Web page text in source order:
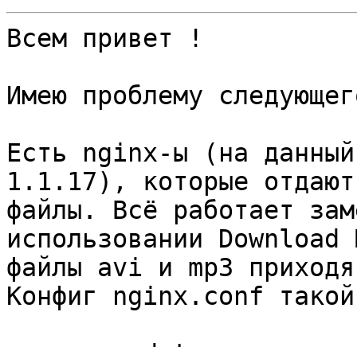
Всем привет !
Имею проблему
Есть nginx-ы (на
1.1.17), которые отдают
файлы. Всё работает
использовании
файлы avi и mp3
Конфиг nginx.conf